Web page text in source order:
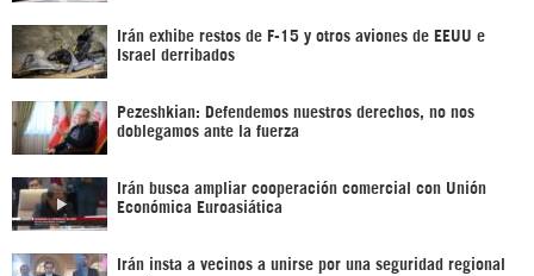
Irán exhibe restos de F-15 y otros aviones de EEUU e
Israel derribados
Pezeshkian: Defendemos nuestros derechos, no nos
doblegamos ante la fuerza
Irán busca ampliar cooperación comercial con Unión
Económica Euroasiática
Irán insta a vecinos a unirse por una seguridad regional